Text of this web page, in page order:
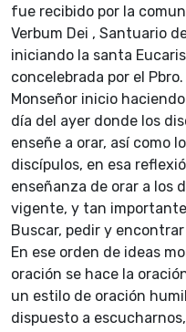
fue recibido por la
Verbum Dei , Santuario
iniciando la santa
concelebrada por el
Monseñor inicio
día del ayer donde los
enseñe a orar, así como
discípulos, en esa
enseñanza de orar a los
vigente, y tan
Buscar, pedir y encontrar
En ese orden de ideas
oración se hace la
un estilo de oración
dispuesto a